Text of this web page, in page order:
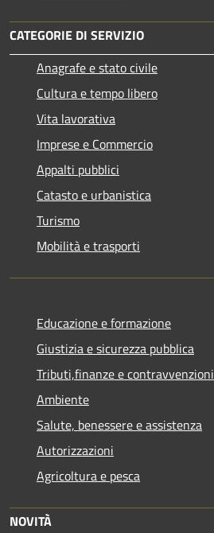
CATEGORIE DI SERVIZIO
Anagrafe e stato civile
Cultura e tempo libero
Vita lavorativa
Imprese e Commercio
Appalti pubblici
Catasto e urbanistica
Turismo
Mobilità e trasporti
Educazione e formazione
Giustizia e sicurezza pubblica
Tributi,finanze e contravvenzioni
Ambiente
Salute, benessere e assistenza
Autorizzazioni
Agricoltura e pesca
NOVITÀ